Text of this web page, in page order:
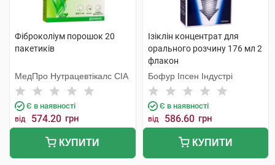
Фіброколіум порошок 20
пакетиків
МедПро Нутрацевтікалс СІА
Є в наявності
від 574.20 грн
КУПИТИ
Ізіклін концентрат для
орального розчину 176 мл 2
флакон
Бофур Іпсен Індустрі
Є в наявності
від 586.60 грн
КУПИТИ